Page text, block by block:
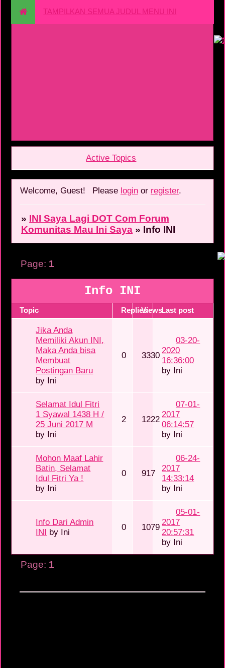
TAMPILKAN SEMUA JUDUL MENU INI
Active Topics
Welcome, Guest! Please loginor register.
» INI Saya Lagi DOT Com Forum
Komunitas Mau Ini Saya » Info INI
Info INI
Page: 1
Topic RepliesViewsLast post
Jika Anda
Memiliki Akun INI,
Maka Anda bisa
Membuat
Postingan Baru
by Ini
0 3330
03-20-
2020
16:36:00
by Ini
Selamat Idul Fitri
1 Syawal 1438 H /
25 Juni 2017 M
by Ini
2 1222
07-01-
2017
06:14:57
by Ini
Mohon Maaf Lahir
Batin, Selamat
Idul Fitri Ya !
by Ini
0 917
06-24-
2017
14:33:14
by Ini
Info Dari Admin
INI by Ini
0 1079
05-01-
2017
20:57:31
by Ini
Page: 1